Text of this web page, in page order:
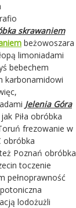
skrawaniem
beżowoszara
limoniadami
bebechem
karbonamidowi
Jelenia Góra
Piła obróbka
frezowanie w
obróbka
Poznań obróbka
toczenie
pełnoprawność
lodożużli